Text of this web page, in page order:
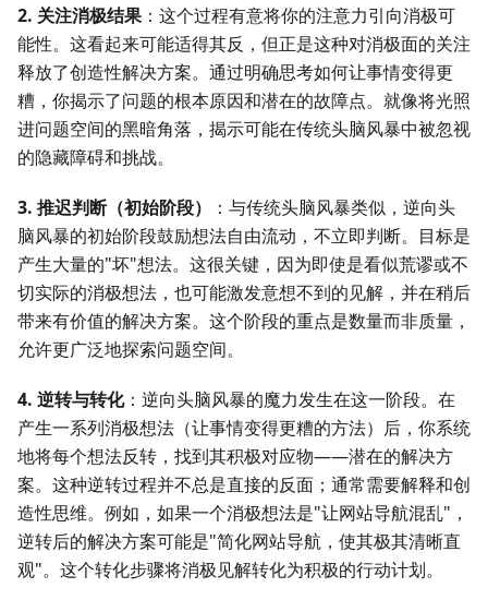
2. 关注消极结果 ：这个过程有意将你的注意力引向消极可
能性。这看起来可能适得其反，但正是这种对消极面的关注
释放了创造性解决方案。通过明确思考如何让事情变得更
糟，你揭示了问题的根本原因和潜在的故障点。就像将光照
进问题空间的黑暗角落，揭示可能在传统头脑风暴中被忽视
的隐藏障碍和挑战。
3. 推迟判断（初始阶段）
：与传统头脑风暴类似，逆向头
脑风暴的初始阶段鼓励想法自由流动，不立即判断。目标是
产生大量的"坏"想法。这很关键，因为即使是看似荒谬或不
切实际的消极想法，也可能激发意想不到的见解，并在稍后
带来有价值的解决方案。这个阶段的重点是数量而非质量，
允许更广泛地探索问题空间。
4. 逆转与转化：逆向头脑风暴的魔力发生在这一阶段。在
产生一系列消极想法（让事情变得更糟的方法）后，你系统
地将每个想法反转，找到其积极对应物——潜在的解决方
案。这种逆转过程并不总是直接的反面；通常需要解释和创
造性思维。例如，如果一个消极想法是"让网站导航混乱"，
逆转后的解决方案可能是"简化网站导航，使其极其清晰直
观"。这个转化步骤将消极见解转化为积极的行动计划。